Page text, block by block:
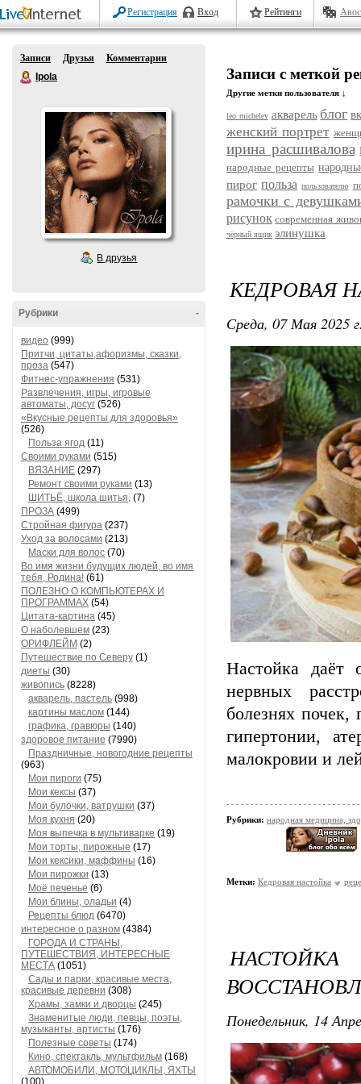
Регистрация Вход Рейтинги
Записи Друзья
Комментарии
Ipola
В друзья
-
Рубрики
видео (999)
Притчи, цитаты,афоризмы, сказки,
проза (547)
Фитнес-упражнения (531)
Развлечения, игры, игровые
автоматы, досуг (526)
«Вкусные рецепты для здоровья»
(526)
Польза ягод (11)
Своими руками (515)
ВЯЗАНИЕ (297)
Ремонт своими руками (13)
ШИТЬЁ, школа шитья, (7)
ПРОЗА (499)
Стройная фигура (237)
Уход за волосами (213)
Маски для волос (70)
Во имя жизни будущих людей, во имя
тебя, Родина! (61)
ПОЛЕЗНО О КОМПЬЮТЕРАХ И
ПРОГРАММАХ (54)
Цитата-картина (45)
О наболевшем (23)
ОРИФЛЕЙМ (2)
Путешествие по Северу (1)
диеты (30)
живопись (8228)
акварель, пастель (998)
картины маслом (144)
графика, гравюры (140)
здоровое питание (7990)
Праздничные, новогодние рецепты
(963)
Мои пироги (75)
Мои кексы (37)
Мои булочки, ватрушки (37)
Моя кухня (20)
Моя выпечка в мультиварке (19)
Мои торты, пирожные (17)
Мои кексики, маффины (16)
Мои пирожки (13)
Моё печенье (6)
Мои блины, оладьи (4)
Рецепты блюд (6470)
интересное о разном (4384)
ГОРОДА И СТРАНЫ,
ПУТЕШЕСТВИЯ, ИНТЕРЕСНЫЕ
МЕСТА (1051)
Сады и парки, красивые места,
красивые деревни (308)
Храмы, замки и дворцы (245)
Знаменитые люди, певцы, поэты,
музыканты, артисты (176)
Полезные советы (174)
Кино, спектакль, мультфильм (168)
АВТОМОБИЛИ, МОТОЦИКЛЫ, ЯХТЫ
(100)
Записи с меткой
Другие метки пользователя ↓
leo michelev акварель блог
женский портрет
ирина расшивалова
народные рецепты
пирог польза пользователю
рамочки с
рисунок современная
чёрный ящик элинушка
КЕДРОВАЯ
Среда, 07 Мая 2025
Настойка даёт
нервных
болезнях почек,
гипертонии,
малокровии и
Рубрики: народная медицина,
Метки: Кедровая настойка
Понедельник, 14